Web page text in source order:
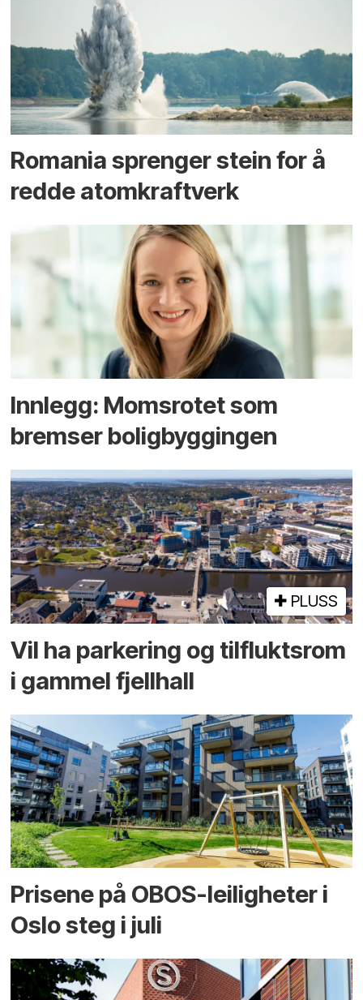
Romania sprenger stein for å
redde atomkraftverk
Innlegg: Moms­rotet som
bremser bolig­byggingen
PLUSS
Vil ha parkering og tilflukts­rom
i gammel fjellhall
Prisene på OBOS-leiligheter i
Oslo steg i juli